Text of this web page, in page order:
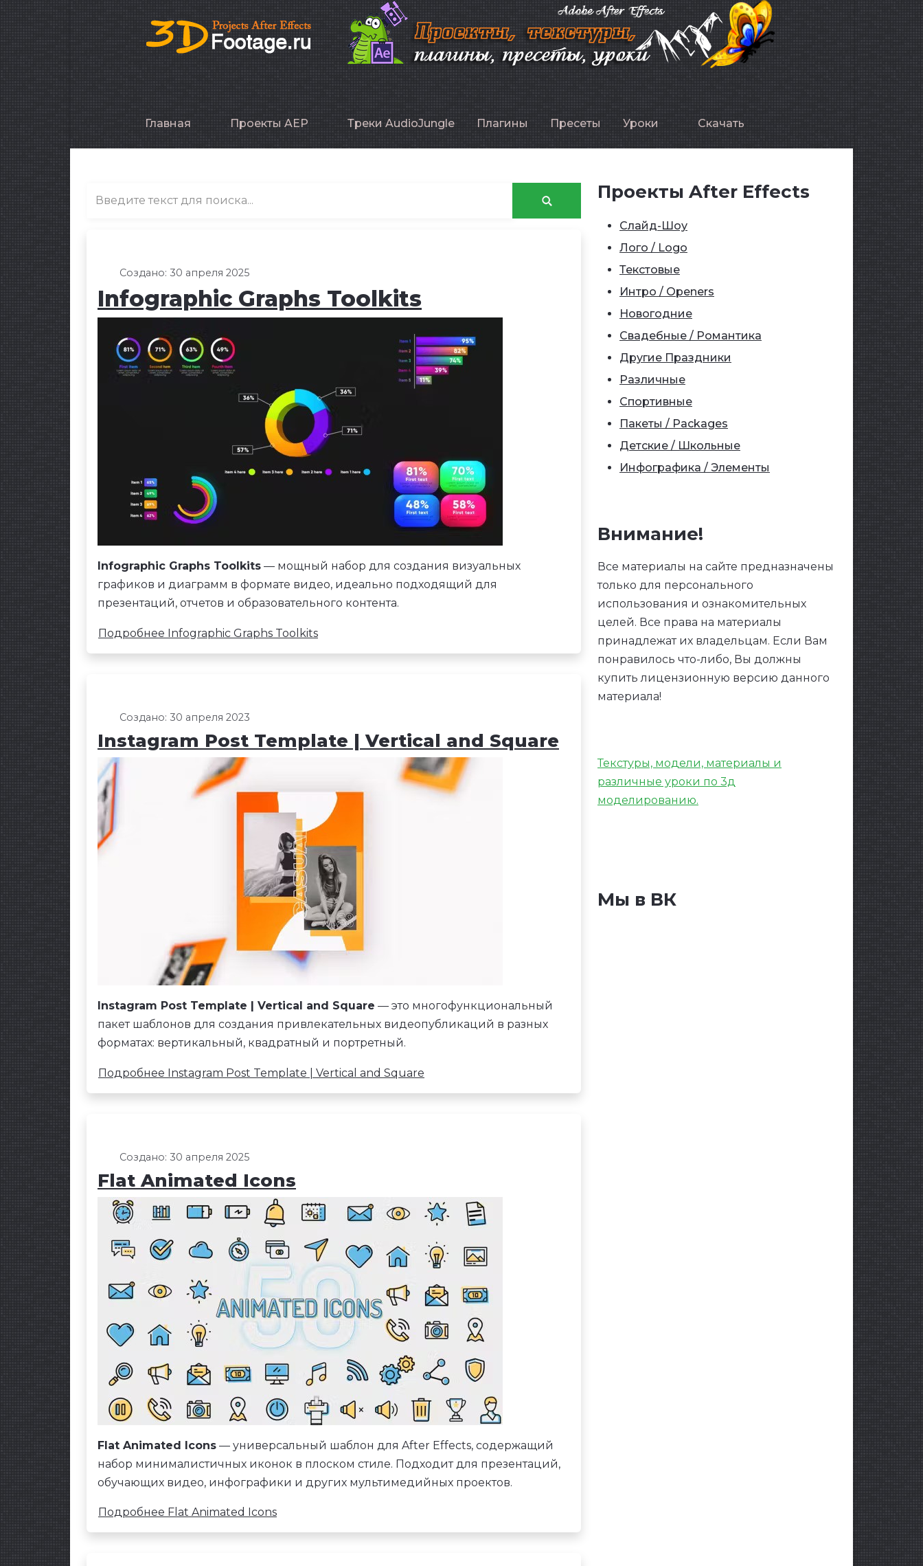
Главная Проекты AEP Треки AudioJungle Плагины Пресеты Уроки Скачать
Создано: 30 апреля 2025
Infographic Graphs Toolkits
Infographic Graphs Toolkits — мощный набор для создания визуальных
графиков и диаграмм в формате видео, идеально подходящий для
презентаций, отчетов и образовательного контента.
Подробнее Infographic Graphs Toolkits
Создано: 30 апреля 2023
Instagram Post Template | Vertical and Square
Instagram Post Template | Vertical and Square — это многофункциональный
пакет шаблонов для создания привлекательных видеопубликаций в разных
форматах: вертикальный, квадратный и портретный.
Подробнее Instagram Post Template | Vertical and Square
Создано: 30 апреля 2025
Flat Animated Icons
Flat Animated Icons — универсальный шаблон для After Effects, содержащий
набор минималистичных иконок в плоском стиле. Подходит для презентаций,
обучающих видео, инфографики и других мультимедийных проектов.
Подробнее Flat Animated Icons
Проекты After Effects
Слайд-Шоу
Лого / Logo
Текстовые
Интро / Openers
Новогодние
Свадебные / Романтика
Другие Праздники
Различные
Спортивные
Пакеты / Packages
Детские / Школьные
Инфографика / Элементы
Внимание!
Все материалы на сайте предназначены
только для персонального
использования и ознакомительных
целей. Все права на материалы
принадлежат их владельцам. Если Вам
понравилось что-либо, Вы должны
купить лицензионную версию данного
материала!
Текстуры, модели, материалы и
различные уроки по 3д
моделированию.
Мы в ВК